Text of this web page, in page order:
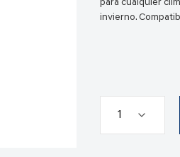
para cualquier
invierno.